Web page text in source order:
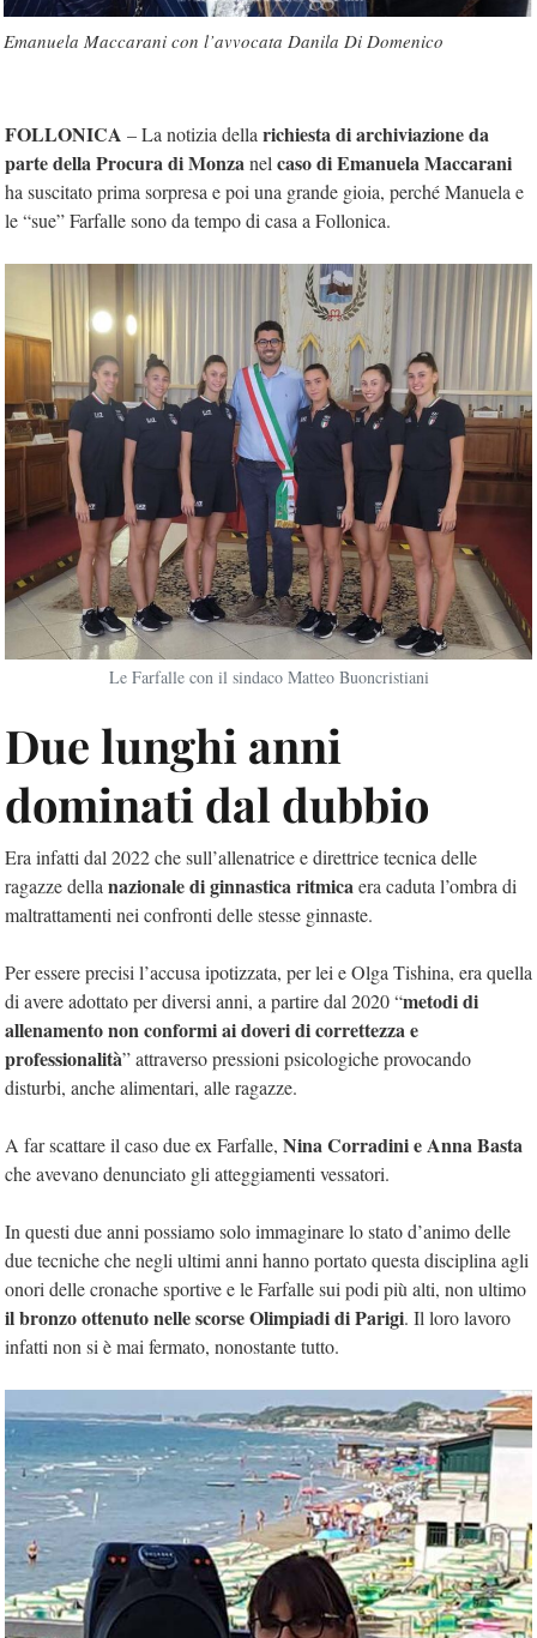
Emanuela Maccarani con l’avvocata Danila Di Domenico
FOLLONICA – La notizia della richiesta di archiviazione da
parte della Procura di Monzanel caso di Emanuela Maccarani
ha suscitato prima sorpresa e poi una grande gioia, perché Manuela e
le “sue” Farfalle sono da tempo di casa a Follonica.
Le Farfalle con il sindaco Matteo Buoncristiani
Due lunghi anni
dominati dal dubbio
Era infatti dal 2022 che sull’allenatrice e direttrice tecnica delle
ragazze della nazionale di ginnastica ritmicaera caduta l’ombra di
maltrattamenti nei confronti delle stesse ginnaste.
Per essere precisi l’accusa ipotizzata, per lei e Olga Tishina, era quella
di avere adottato per diversi anni, a partire dal 2020 “metodi di
allenamento non conformi ai doveri di correttezza e
professionalità” attraverso pressioni psicologiche provocando
disturbi, anche alimentari, alle ragazze.
A far scattare il caso due ex Farfalle, Nina Corradini e Anna Basta
che avevano denunciato gli atteggiamenti vessatori.
In questi due anni possiamo solo immaginare lo stato d’animo delle
due tecniche che negli ultimi anni hanno portato questa disciplina agli
onori delle cronache sportive e le Farfalle sui podi più alti, non ultimo
il bronzo ottenuto nelle scorse Olimpiadi di Parigi. Il loro lavoro
infatti non si è mai fermato, nonostante tutto.